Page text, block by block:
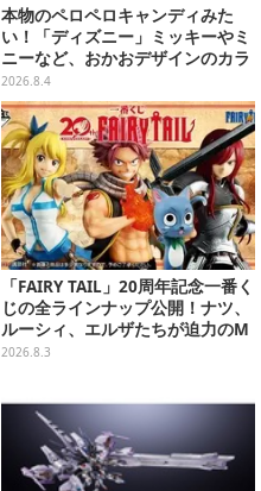
本物のペロペロキャンディみた
い！「ディズニー」ミッキーやミ
ニーなど、おかおデザインのカラ
フルチャーム全10種が8月31日発
売
2026.8.4
「FAIRY TAIL」20周年記念一番く
じの全ラインナップ公開！ナツ、
ルーシィ、エルザたちが迫力のM
ASTERLISEで初登場
2026.8.3